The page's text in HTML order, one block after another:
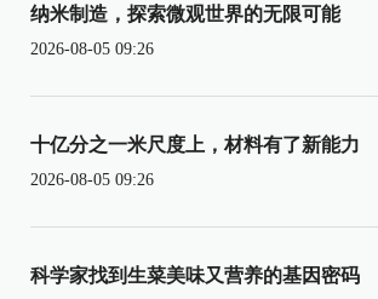
纳米制造，探索微观世界的无限可能
2026-08-05 09:26
十亿分之一米尺度上，材料有了新能力
2026-08-05 09:26
科学家找到生菜美味又营养的基因密码